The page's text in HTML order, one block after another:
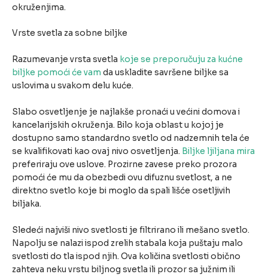
okruženjima.
Vrste svetla za sobne biljke
Razumevanje vrsta svetla koje se preporučuju za kućne
biljke pomoći će vam da uskladite savršene biljke sa
uslovima u svakom delu kuće.
Slabo osvetljenje je najlakše pronaći u većini domova i
kancelarijskih okruženja. Bilo koja oblast u kojoj je
dostupno samo standardno svetlo od nadzemnih tela će
se kvalifikovati kao ovaj nivo osvetljenja. Biljke ljiljana mira
preferiraju ove uslove. Prozirne zavese preko prozora
pomoći će mu da obezbedi ovu difuznu svetlost, a ne
direktno svetlo koje bi moglo da spali lišće osetljivih
biljaka.
Sledeći najviši nivo svetlosti je filtrirano ili mešano svetlo.
Napolju se nalazi ispod zrelih stabala koja puštaju malo
svetlosti do tla ispod njih. Ova količina svetlosti obično
zahteva neku vrstu biljnog svetla ili prozor sa južnim ili